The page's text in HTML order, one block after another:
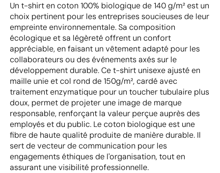
Un t-shirt en coton 100% biologique de 140 g/m² est un
choix pertinent pour les entreprises soucieuses de leur
empreinte environnementale. Sa composition
écologique et sa légèreté offrent un confort
appréciable, en faisant un vêtement adapté pour les
collaborateurs ou des événements axés sur le
développement durable. Ce t-shirt unisexe ajusté en
maille unie et col rond de 150g/m², cardé avec
traitement enzymatique pour un toucher tubulaire plus
doux, permet de projeter une image de marque
responsable, renforçant la valeur perçue auprès des
employés et du public. Le coton biologique est une
fibre de haute qualité produite de manière durable. Il
sert de vecteur de communication pour les
engagements éthiques de l'organisation, tout en
assurant une visibilité professionnelle.